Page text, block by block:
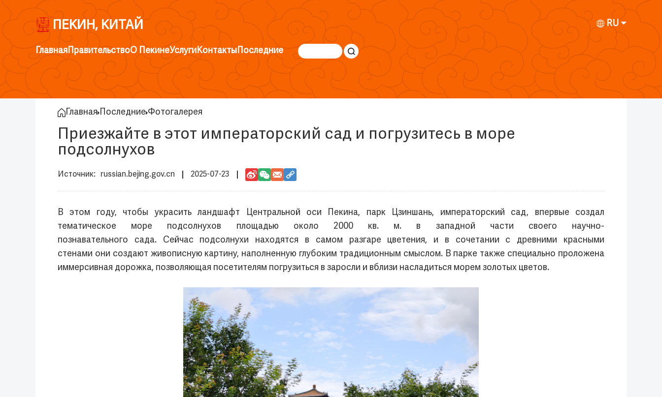
ПЕКИН, КИТАЙ RU
ГлавнаяПравительствоО ПекинеУслугиКонтактыПоследние
Главная Последние Фотогалерея
Приезжайте в этот императорский сад и погрузитесь в море
подсолнухов
russian.bejing.gov.cn 2025-07-23
В этом году, чтобы украсить ландшафт Центральной оси Пекина, парк Цзиншань, императорский сад, впервые создал
тематическое море подсолнухов площадью около 2000 кв. м. в западной части своего научно-
познавательного сада. Сейчас подсолнухи находятся в самом разгаре цветения, и в сочетании с древними красными
стенами они создают живописную картину, наполненную глубоким традиционным смыслом. В парке также специально проложена
иммерсивная дорожка, позволяющая посетителям погрузиться в заросли и вблизи насладиться морем золотых цветов.